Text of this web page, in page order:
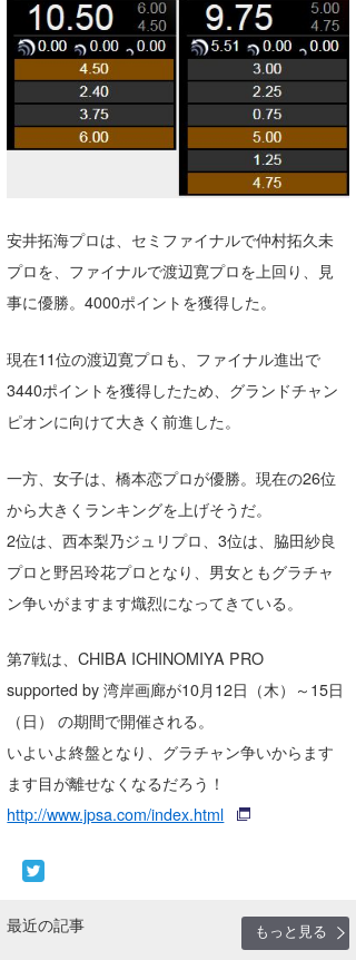
安井拓海プロは、セミファイナルで仲村拓久未
プロを、ファイナルで渡辺寛プロを上回り、見
事に優勝。4000ポイントを獲得した。
現在11位の渡辺寛プロも、ファイナル進出で
3440ポイントを獲得したため、グランドチャン
ピオンに向けて大きく前進した。
一方、女子は、橋本恋プロが優勝。現在の26位
から大きくランキングを上げそうだ。
2位は、西本梨乃ジュリプロ、3位は、脇田紗良
プロと野呂玲花プロとなり、男女ともグラチャ
ン争いがますます熾烈になってきている。
第7戦は、CHIBA ICHINOMIYA PRO
supported by 湾岸画廊が10月12日（木）～15日
（日） の期間で開催される。
いよいよ終盤となり、グラチャン争いからます
ます目が離せなくなるだろう！
http://www.jpsa.com/index.html
最近の記事
もっと見る
Core Surf Japan
Naoya Kimoto
mitsuteru Kamio
Yasunari Inoue
arukasvision
熊谷素子
メディア
SURFMEDIA
Colors MAGAZINE
波伝説アンバサダー/プロライダー
福島寿実子
嵯峨明日香
植村未来
NOBUFUKU
大野”MAR”修聖
喜納海人
波伝説スタッフ
+☆maki☆+
G◎Da
H
KID
KOBU
KY
MIN
mitz
OYZ
S.K
waka☆=